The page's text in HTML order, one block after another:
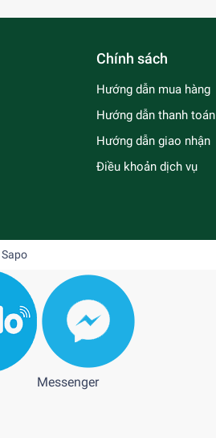
Chính sách
Hướng dẫn mua hàng
Hướng dẫn thanh toán
Hướng dẫn giao nhận
Điều khoản dịch vụ
Sapo
Messenger